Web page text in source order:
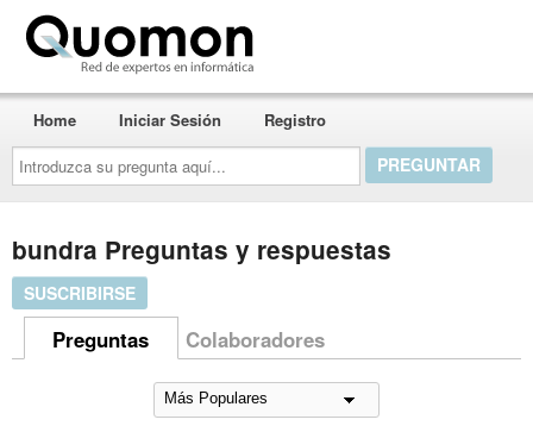
Introduzca
su
pregunta
aquí...
Home Iniciar Sesión Registro
bundra Preguntas y respuestas
SUSCRIBIRSE
Preguntas Colaboradores